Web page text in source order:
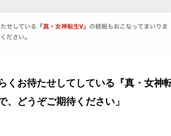
くお待たせしてしている『真・女神
、どうぞご期待ください」